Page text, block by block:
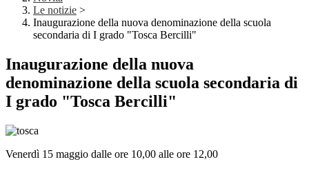
Le notizie >
Inaugurazione della nuova denominazione della scuola
secondaria di I grado "Tosca Bercilli"
Inaugurazione della nuova
denominazione della scuola secondaria di
I grado "Tosca Bercilli"
Venerdì 15 maggio dalle ore 10,00 alle ore 12,00